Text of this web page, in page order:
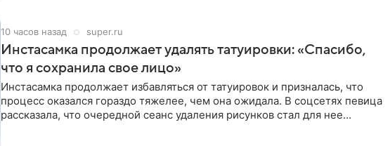
10 часов назад super.ru
Инстасамка продолжает удалять татуировки: «Спасибо,
что я сохранила свое лицо»
Инстасамка продолжает избавляться от татуировок и призналась, что
процесс оказался гораздо тяжелее, чем она ожидала. В соцсетях певица
рассказала, что очередной сеанс удаления рисунков стал для нее